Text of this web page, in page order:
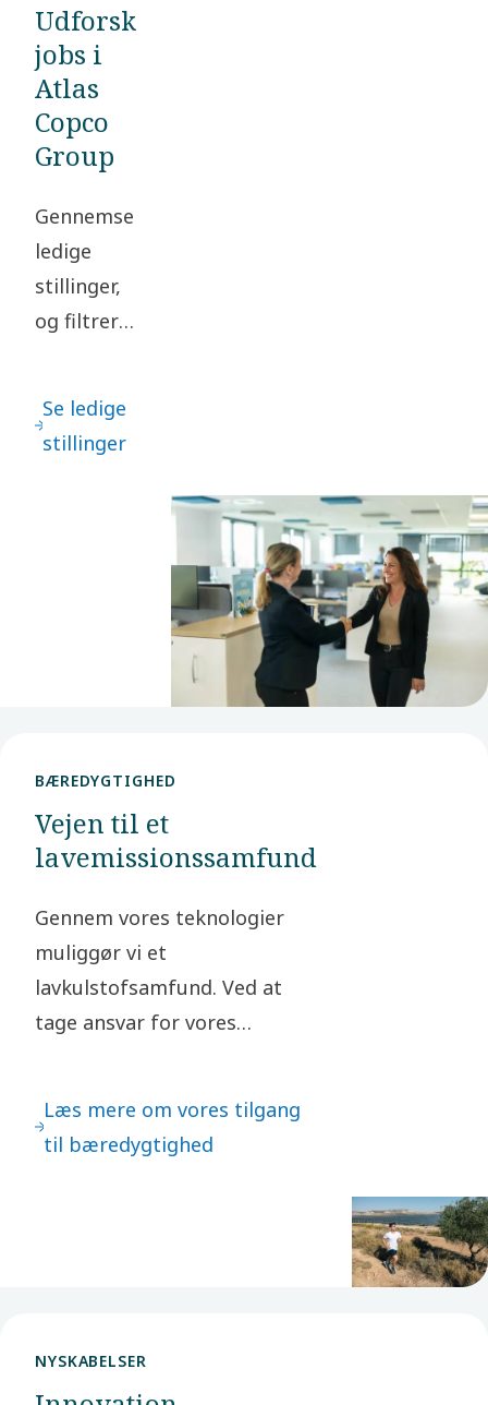
Udforsk
jobs i
Atlas
Copco
Group
Gennemse
ledige
stillinger,
og filtrer
af din
placering
næste
skridt hos
os.
Se ledige
stillinger
BÆREDYGTIGHED
Vejen til et
lavemissionssamfund
Gennem vores teknologier
muliggør vi et
lavkulstofsamfund. Ved at
tage ansvar for vores
forretningsforbindelser
skaber vi værdi for vores
Læs mere om vores tilgang
til bæredygtighed
NYSKABELSER